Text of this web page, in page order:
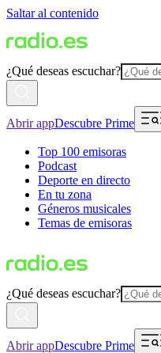
Saltar al contenido
¿Qué deseas escuchar?
Abrir appDescubre Prime
Top 100 emisoras
Podcast
Deporte en directo
En tu zona
Géneros musicales
Temas de emisoras
¿Qué deseas escuchar?
Abrir appDescubre Prime